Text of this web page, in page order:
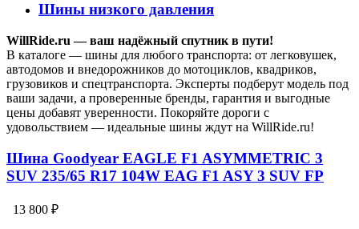
Шины низкого давления
WillRide.ru — ваш надёжный спутник в пути!
В каталоге — шины для любого транспорта: от легковушек,
автодомов и внедорожников до мотоциклов, квадриков,
грузовиков и спецтранспорта. Эксперты подберут модель под
ваши задачи, а проверенные бренды, гарантия и выгодные
цены добавят уверенности. Покоряйте дороги с
удовольствием — идеальные шины ждут на WillRide.ru!
Шина Goodyear EAGLE F1 ASYMMETRIC 3
SUV 235/65 R17 104W EAG F1 ASY 3 SUV FP
13 800 ₽